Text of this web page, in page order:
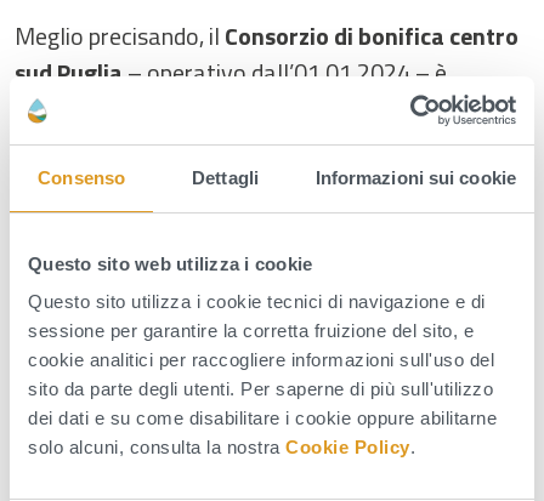
Consenso Dettagli Informazioni sui cookie
Questo sito web utilizza i cookie
Questo sito utilizza i cookie tecnici di navigazione e di
sessione per garantire la corretta fruizione del sito, e
cookie analitici per raccogliere informazioni sull'uso del
sito da parte degli utenti. Per saperne di più sull'utilizzo
dei dati e su come disabilitare i cookie oppure abilitarne
solo alcuni, consulta la nostra Cookie Policy.
Meglio precisando, ilConsorzio di bonifica centro
sud Puglia – operativo dall’01.01.2024 – è
subentrato ex lege nella totalità dei rapporti
giuridici in essere con i soppressi Consorzi di
Bonifica commissariati.
elettronica certificata dei Consorzi di bonifica
soppressi non possono più essere utilizzati e ogni
comunicazione verso ilConsorzio di bonifica
centro sud Pugliadeve avvenire esclusivamente
mediante l’indirizzo di posta elettronica
certificata: